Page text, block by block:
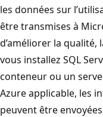
les données sur
être transmises à
d’améliorer la
vous installez SQL
conteneur ou un
Azure applicable, les
peuvent être